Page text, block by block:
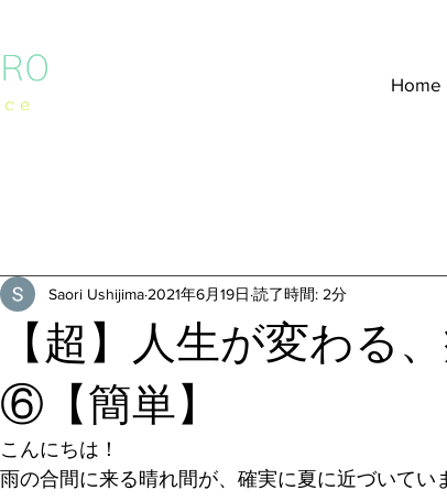
Home
【超】人生が変わる
⑥【簡単】
Saori Ushijima 2021年6月19日 読了時間: 2分
こんにちは！
雨の合間に来る晴れ間が、確実に夏に近づいてい